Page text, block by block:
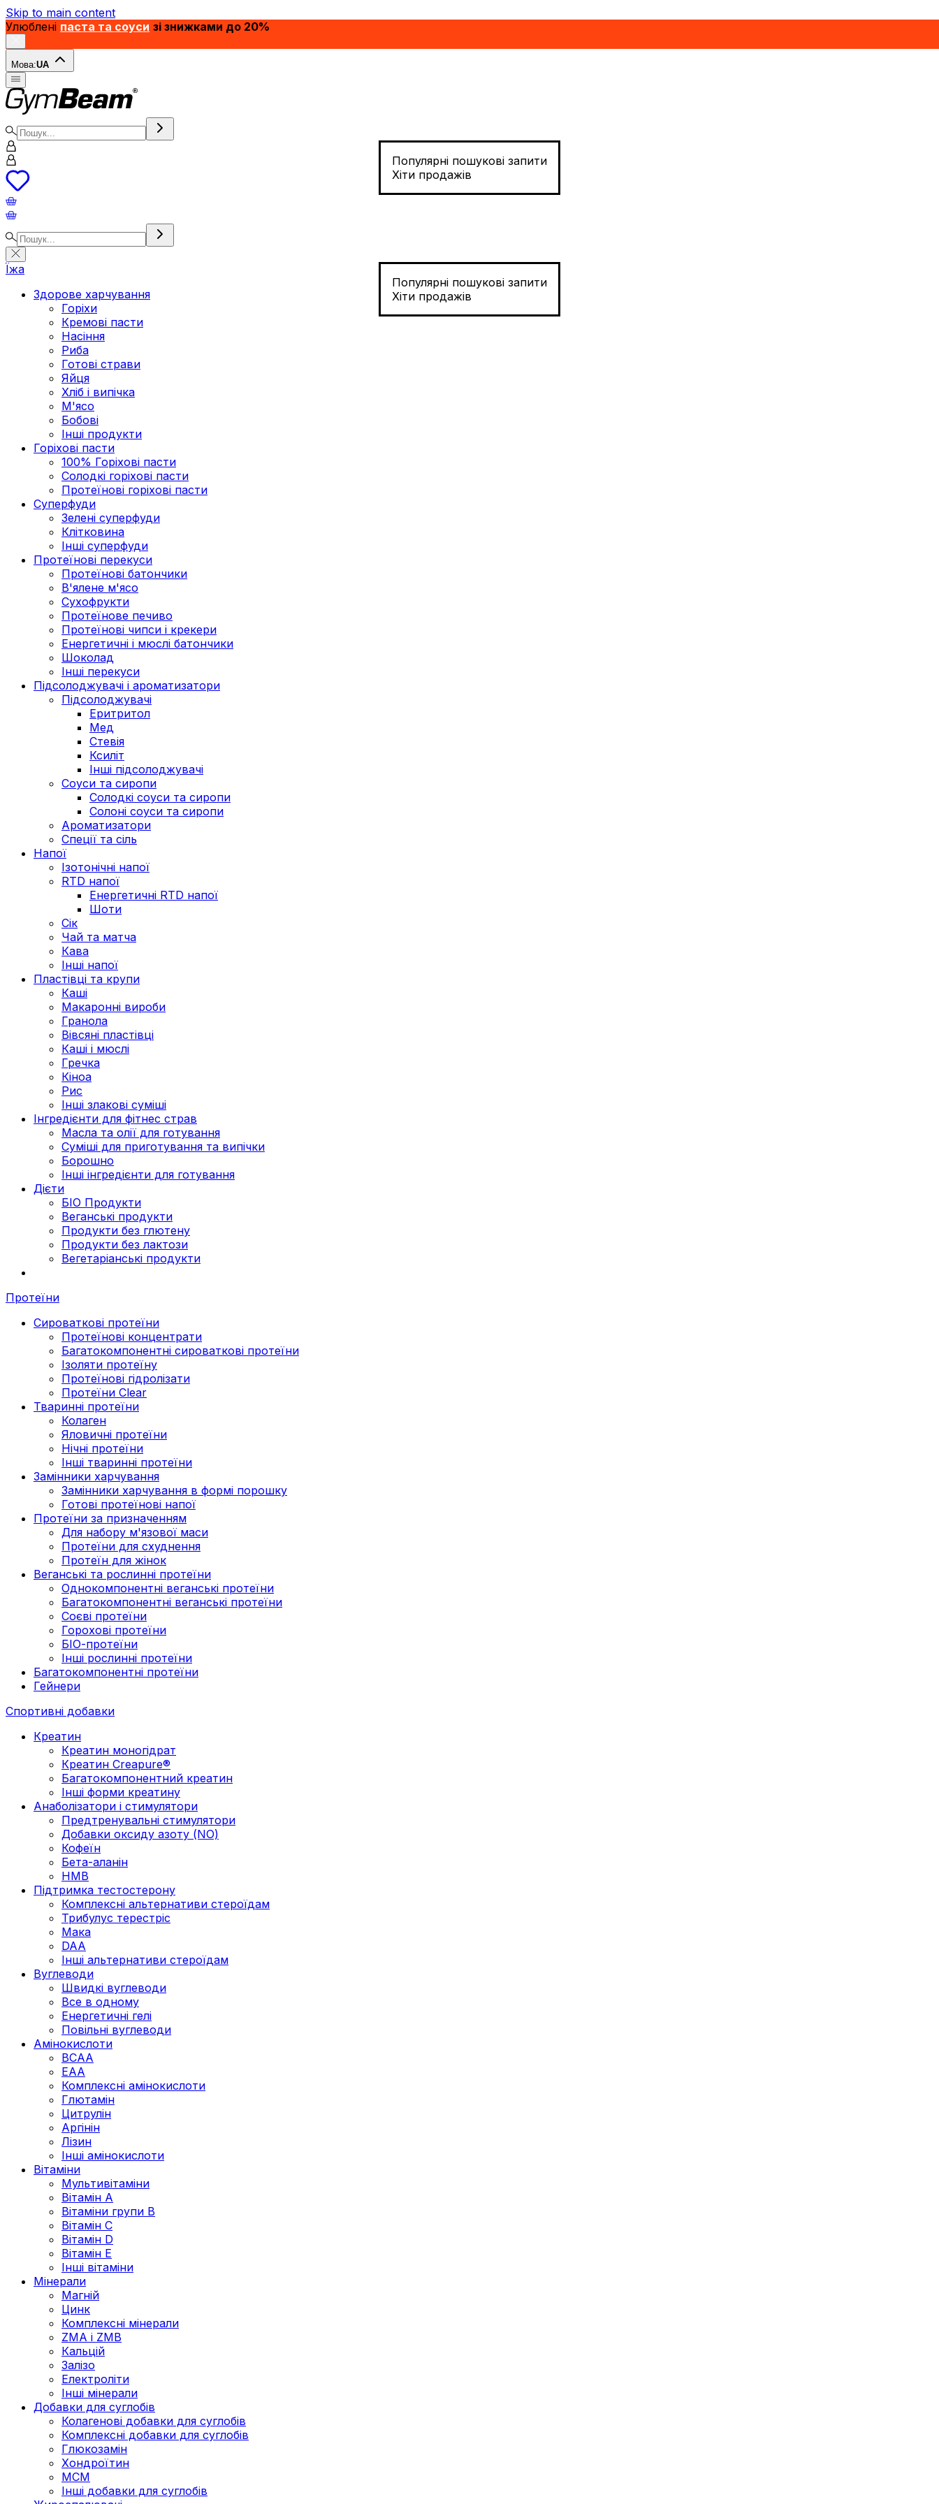
Skip to main content
Улюблені паста та соуси зі знижками до 20%
Мова:UA
Популярні пошукові запити
Хіти продажів
Популярні пошукові запити
Хіти продажів
Їжа
Здорове харчування
Горіхи
Кремові пасти
Насіння
Риба
Готові страви
Яйця
Хліб і випічка
М'ясо
Бобові
Інші продукти
Горіхові пасти
100% Горіхові пасти
Солодкі горіхові пасти
Протеїнові горіхові пасти
Суперфуди
Зелені суперфуди
Клітковина
Інші суперфуди
Протеїнові перекуси
Протеїнові батончики
В'ялене м'ясо
Сухофрукти
Протеїнове печиво
Протеїнові чипси і крекери
Енергетичні і мюслі батончики
Шоколад
Інші перекуси
Підсолоджувачі і ароматизатори
Підсолоджувачі
Еритритол
Мед
Стевія
Ксиліт
Інші підсолоджувачі
Соуси та сиропи
Солодкі соуси та сиропи
Солоні соуси та сиропи
Ароматизатори
Спеції та сіль
Напої
Ізотонічні напої
RTD напої
Енергетичні RTD напої
Шоти
Сік
Чай та матча
Кава
Інші напої
Пластівці та крупи
Каші
Макаронні вироби
Гранола
Вівсяні пластівці
Каші і мюслі
Гречка
Кіноа
Рис
Інші злакові суміші
Інгредієнти для фітнес страв
Масла та олії для готування
Суміші для приготування та випічки
Борошно
Інші інгредієнти для готування
Дієти
БІО Продукти
Веганські продукти
Продукти без глютену
Продукти без лактози
Вегетаріанські продукти
Протеїни
Сироваткові протеїни
Протеїнові концентрати
Багатокомпонентні сироваткові протеїни
Ізоляти протеїну
Протеїнові гідролізати
Протеїни Clear
Тваринні протеїни
Колаген
Яловичні протеїни
Нічні протеїни
Інші тваринні протеїни
Замінники харчування
Замінники харчування в формі порошку
Готові протеїнові напої
Протеїни за призначенням
Для набору м'язової маси
Протеїни для схуднення
Протеїн для жінок
Веганські та рослинні протеїни
Однокомпонентні веганські протеїни
Багатокомпонентні веганські протеїни
Cоєві протеїни
Горохові протеїни
БІО-протеїни
Інші рослинні протеїни
Багатокомпонентні протеїни
Гейнери
Спортивні добавки
Креатин
Креатин моногідрат
Креатин Creapure®
Багатокомпонентний креатин
Інші форми креатину
Анаболізатори і стимулятори
Предтренувальні стимулятори
Добавки оксиду азоту (NO)
Кофеїн
Бета-аланін
HMB
Підтримка тестостерону
Комплексні альтернативи стероїдам
Трибулус терестріс
Мака
DAA
Інші альтернативи стероїдам
Вуглеводи
Швидкі вуглеводи
Все в одному
Енергетичні гелі
Повільні вуглеводи
Амінокислоти
BCAA
EAA
Комплексні амінокислоти
Глютамін
Цитрулін
Аргінін
Лізин
Інші амінокислоти
Вітаміни
Мультивітаміни
Вітамін А
Вітаміни групи В
Вітамін C
Вітамін D
Вітамін Е
Інші вітаміни
Мінерали
Магній
Цинк
Комплексні мінерали
ZMA і ZMB
Кальцій
Залізо
Електроліти
Інші мінерали
Добавки для суглобів
Колагенові добавки для суглобів
Комплексні добавки для суглобів
Глюкозамін
Хондроїтин
МСМ
Інші добавки для суглобів